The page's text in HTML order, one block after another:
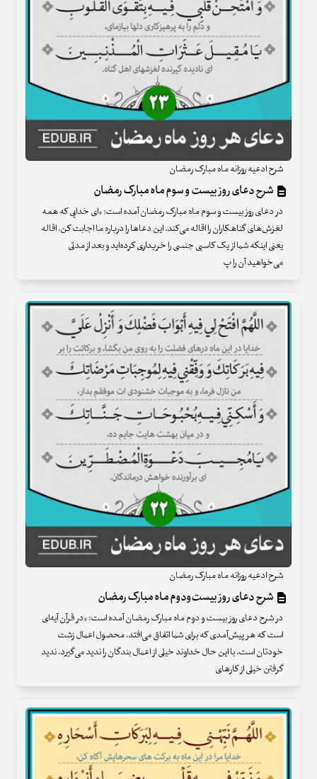
شرح ادعیه روزانه ماه مبارک رمضان
شرح دعای روز بیست و سوم ماه مبارک رمضان
در دعای روز بیست و سوم ماه مبارک رمضان آمده است: «ای خدایی که همه
لغزش‌های گناهکاران را اقاله می‌کند. این دعاها را درباره ما اجابت کن، اقاله
یعنی اینکه شما از یک کاسبی جنسی را خریداری کرده‌اید و بعد از مدتی
می‌خواهید آن را پ
شرح ادعیه روزانه ماه مبارک رمضان
شرح دعای روز بیست‌ودوم ماه مبارک رمضان
در شرح دعای روز بیست و دوم ماه مبارک رمضان آمده است: «در قرآن آیه‌ای
است که هر پیش‌آمدی که برای شما اتفاق می‌افتد، محصول اعمال زشت
خودتان است. با این حال خداوند خیلی از اعمال بندگان را ندید می‌گیرد. ندید
گرفتن خیلی از کارهای